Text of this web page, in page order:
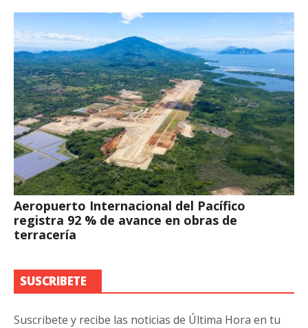
Aeropuerto Internacional del Pacífico
registra 92 % de avance en obras de
terracería
SUSCRIBETE
Suscribete y recibe las noticias de Última Hora en tu